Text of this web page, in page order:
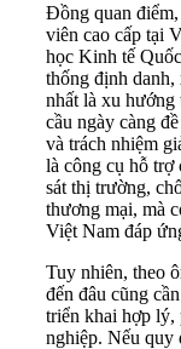
Đồng quan
viên cao cấp tại
học Kinh tế
thống định
nhất là xu hướng
cầu ngày càng
và trách nhiệm
là công cụ hỗ trợ
sát thị trường,
thương mại, mà
Việt Nam đáp
Tuy nhiên, theo
đến đâu cũng
triển khai hợp lý,
nghiệp. Nếu quy